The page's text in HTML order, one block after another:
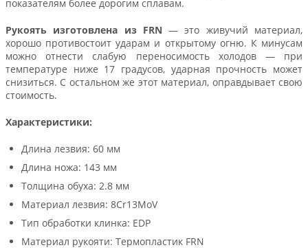
показателям более дорогим сплавам.
Рукоять изготовлена из FRN — это живучий материал,
хорошо противостоит ударам и открытому огню. К минусам
можно отнести слабую переносимость холодов — при
температуре ниже 17 градусов, ударная прочность может
снизиться. С остальном же этот материал, оправдывает свою
стоимость.
Характеристики:
Длина лезвия: 60 мм
Длина ножа: 143 мм
Толщина обуха: 2.8 мм
Материал лезвия: 8Cr13MoV
Тип обработки клинка: EDP
Материал рукояти: Термопластик FRN